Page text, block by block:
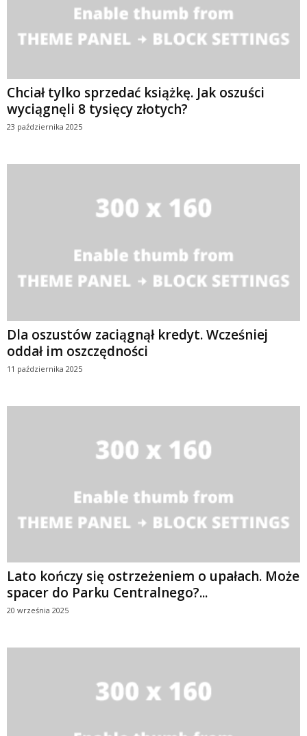
Chciał tylko sprzedać książkę. Jak oszuści
wyciągnęli 8 tysięcy złotych?
23 października 2025
Dla oszustów zaciągnął kredyt. Wcześniej
oddał im oszczędności
11 października 2025
Lato kończy się ostrzeżeniem o upałach. Może
spacer do Parku Centralnego?...
20 września 2025